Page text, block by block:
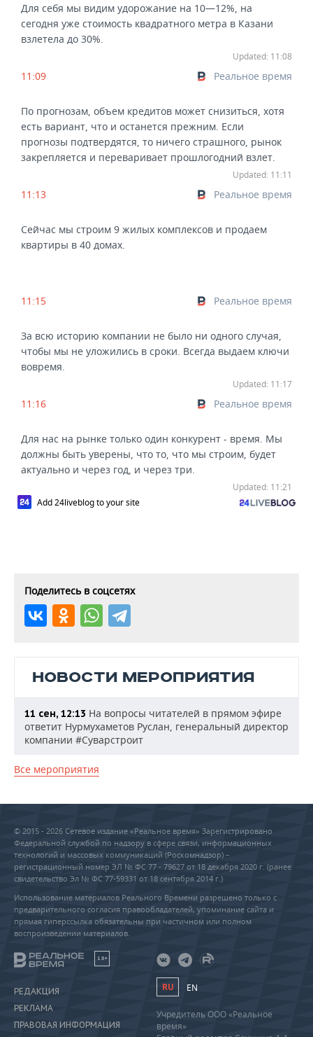
Для себя мы видим удорожание на 10—12%, на
сегодня уже стоимость квадратного метра в Казани
взлетела до 30%.
Updated: 11:08
11:09 Реальное время
По прогнозам, объем кредитов может снизиться, хотя
есть вариант, что и останется прежним. Если
прогнозы подтвердятся, то ничего страшного, рынок
закрепляется и переваривает прошлогодний взлет.
Updated: 11:11
11:13 Реальное время
Сейчас мы строим 9 жилых комплексов и продаем
квартиры в 40 домах.
11:15 Реальное время
За всю историю компании не было ни одного случая,
чтобы мы не уложились в сроки. Всегда выдаем ключи
вовремя.
Updated: 11:17
11:16 Реальное время
Для нас на рынке только один конкурент - время. Мы
должны быть уверены, что то, что мы строим, будет
актуально и через год, и через три.
Updated: 11:21
Add 24liveblog to your site
Поделитесь в соцсетях
НОВОСТИ МЕРОПРИЯТИЯ
11 сен, 12:13 На вопросы читателей в прямом эфире
ответит Нурмухаметов Руслан, генеральный директор
компании #Суварстроит
Все мероприятия
© 2015 - 2026 Сетевое издание «Реальное время» Зарегистрировано
Федеральной службой по надзору в сфере связи, информационных
технологий и массовых коммуникаций (Роскомнадзор) –
регистрационный номер ЭЛ № ФС 77 - 79627 от 18 декабря 2020 г. (ранее
свидетельство Эл № ФС 77-59331 от 18 сентября 2014 г.)
Использование материалов Реального Времени разрешено только с
предварительного согласия правообладателей, упоминание сайта и
прямая гиперссылка обязательны при частичном или полном
воспроизведении материалов.
18+
РЕДАКЦИЯ
РЕКЛАМА
ПРАВОВАЯ ИНФОРМАЦИЯ
RU EN
Учредитель ООО «Реальное
время»